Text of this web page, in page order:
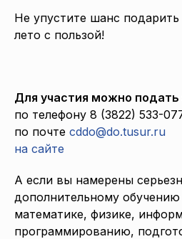
Не упустите шанс
лето с пользой!
Для участия можно подать
по телефону 8 (3822) 533-
по почте cddo@do.tusur.ru
на сайте
А если вы намерены
дополнительному обучению
математике, физике,
программированию,